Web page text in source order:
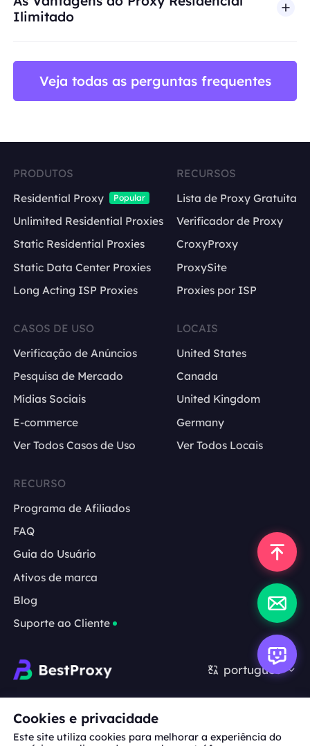
Ilimitado
Veja todas as perguntas frequentes
PRODUTOS
Residential Proxy
Popular
Unlimited Residential Proxies
Static Residential Proxies
Static Data Center Proxies
Long Acting ISP Proxies
RECURSOS
Lista de Proxy Gratuita
Verificador de Proxy
CroxyProxy
ProxySite
Proxies por ISP
CASOS DE USO
Verificação de Anúncios
Pesquisa de Mercado
Mídias Sociais
E-commerce
Ver Todos Casos de Uso
LOCAIS
United States
Canada
United Kingdom
Germany
Ver Todos Locais
RECURSO
Programa de Afiliados
FAQ
Guia do Usuário
Ativos de marca
Blog
Suporte ao Cliente
português
Cooperação:michael.wang@bestproxy.com
Cookies e privacidade
Este site utiliza cookies para melhorar a experiência do